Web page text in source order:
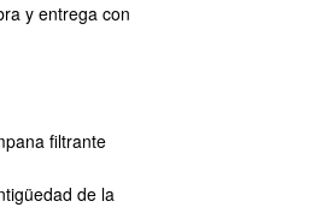
y entrega con
filtrante
de la